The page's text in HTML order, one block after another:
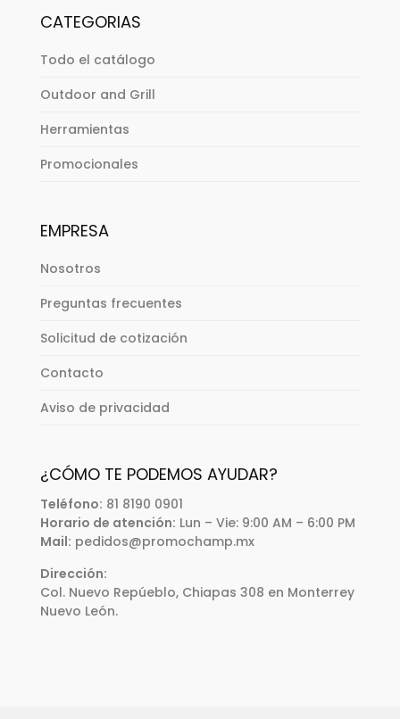
CATEGORIAS
Todo el catálogo
Outdoor and Grill
Herramientas
Promocionales
EMPRESA
Nosotros
Preguntas frecuentes
Solicitud de cotización
Contacto
Aviso de privacidad
¿CÓMO TE PODEMOS AYUDAR?
Teléfono: 81 8190 0901
Horario de atención: Lun – Vie: 9:00 AM – 6:00 PM
Mail: pedidos@promochamp.mx
Dirección:
Col. Nuevo Repúeblo, Chiapas 308 en Monterrey
Nuevo León.